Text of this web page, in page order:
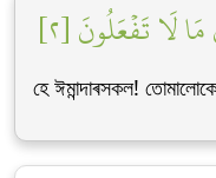
لَا تَفۡعَلُونَ [٢]
হে ঈমান্দাৰসকল!